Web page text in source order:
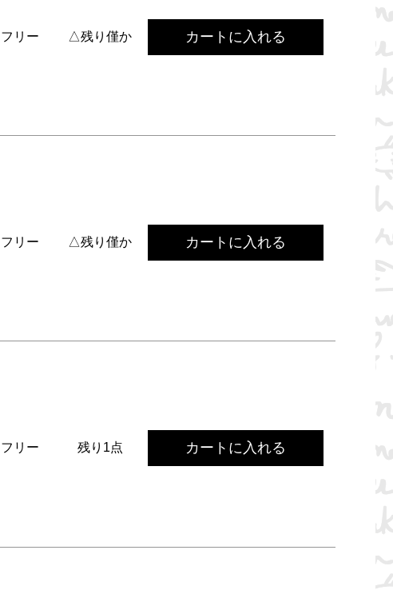
フリー △残り僅か カートに入れる
フリー △残り僅か カートに入れる
フリー 残り1点 カートに入れる